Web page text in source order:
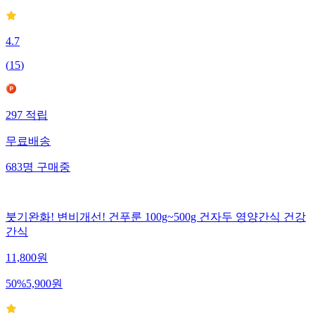
4.7
(15)
297적립
무료배송
683명구매중
붓기완화! 변비개선! 건푸룬 100g~500g 건자두 영양간식 건강
간식
11,800원
50%5,900원